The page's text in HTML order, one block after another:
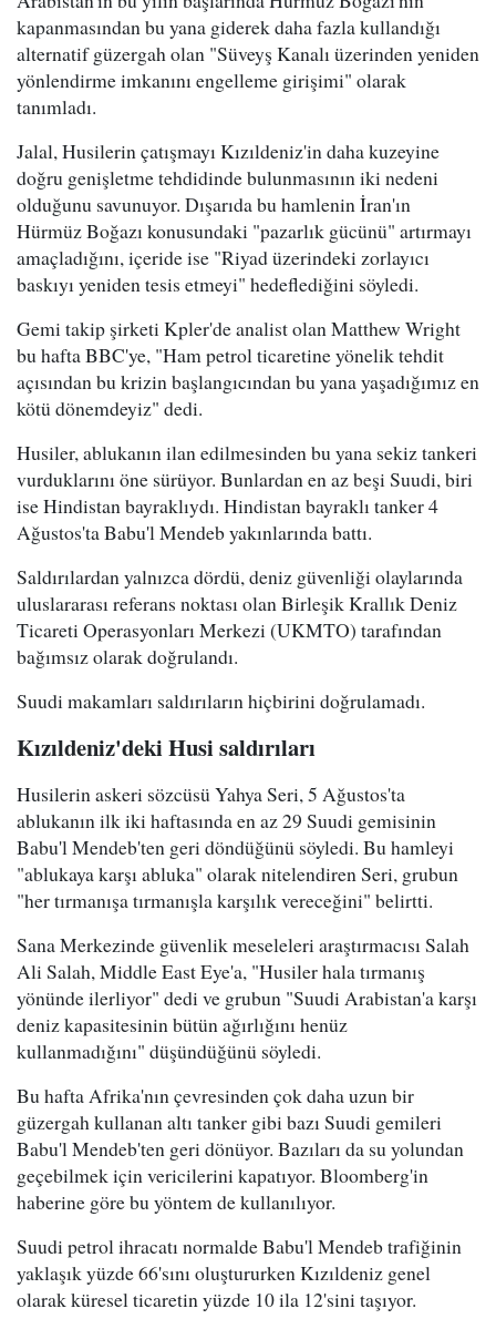
kapanmasından bu yana giderek daha fazla kullandığı
alternatif güzergah olan "Süveyş Kanalı üzerinden yeniden
yönlendirme imkanını engelleme girişimi" olarak
tanımladı.
Jalal, Husilerin çatışmayı Kızıldeniz'in daha kuzeyine
doğru genişletme tehdidinde bulunmasının iki nedeni
olduğunu savunuyor. Dışarıda bu hamlenin İran'ın
Hürmüz Boğazı konusundaki "pazarlık gücünü" artırmayı
amaçladığını, içeride ise "Riyad üzerindeki zorlayıcı
baskıyı yeniden tesis etmeyi" hedeflediğini söyledi.
Gemi takip şirketi Kpler'de analist olan Matthew Wright
bu hafta BBC'ye, "Ham petrol ticaretine yönelik tehdit
açısından bu krizin başlangıcından bu yana yaşadığımız en
kötü dönemdeyiz" dedi.
Husiler, ablukanın ilan edilmesinden bu yana sekiz tankeri
vurduklarını öne sürüyor. Bunlardan en az beşi Suudi, biri
ise Hindistan bayraklıydı. Hindistan bayraklı tanker 4
Ağustos'ta Babu'l Mendeb yakınlarında battı.
Saldırılardan yalnızca dördü, deniz güvenliği olaylarında
uluslararası referans noktası olan Birleşik Krallık Deniz
Ticareti Operasyonları Merkezi (UKMTO) tarafından
bağımsız olarak doğrulandı.
Suudi makamları saldırıların hiçbirini doğrulamadı.
Kızıldeniz'deki Husi saldırıları
Husilerin askeri sözcüsü Yahya Seri, 5 Ağustos'ta
ablukanın ilk iki haftasında en az 29 Suudi gemisinin
Babu'l Mendeb'ten geri döndüğünü söyledi. Bu hamleyi
"ablukaya karşı abluka" olarak nitelendiren Seri, grubun
"her tırmanışa tırmanışla karşılık vereceğini" belirtti.
Sana Merkezinde güvenlik meseleleri araştırmacısı Salah
Ali Salah, Middle East Eye'a, "Husiler hala tırmanış
yönünde ilerliyor" dedi ve grubun "Suudi Arabistan'a karşı
deniz kapasitesinin bütün ağırlığını henüz
kullanmadığını" düşündüğünü söyledi.
Bu hafta Afrika'nın çevresinden çok daha uzun bir
güzergah kullanan altı tanker gibi bazı Suudi gemileri
Babu'l Mendeb'ten geri dönüyor. Bazıları da su yolundan
geçebilmek için vericilerini kapatıyor. Bloomberg'in
haberine göre bu yöntem de kullanılıyor.
Suudi petrol ihracatı normalde Babu'l Mendeb trafiğinin
yaklaşık yüzde 66'sını oluştururken Kızıldeniz genel
olarak küresel ticaretin yüzde 10 ila 12'sini taşıyor.